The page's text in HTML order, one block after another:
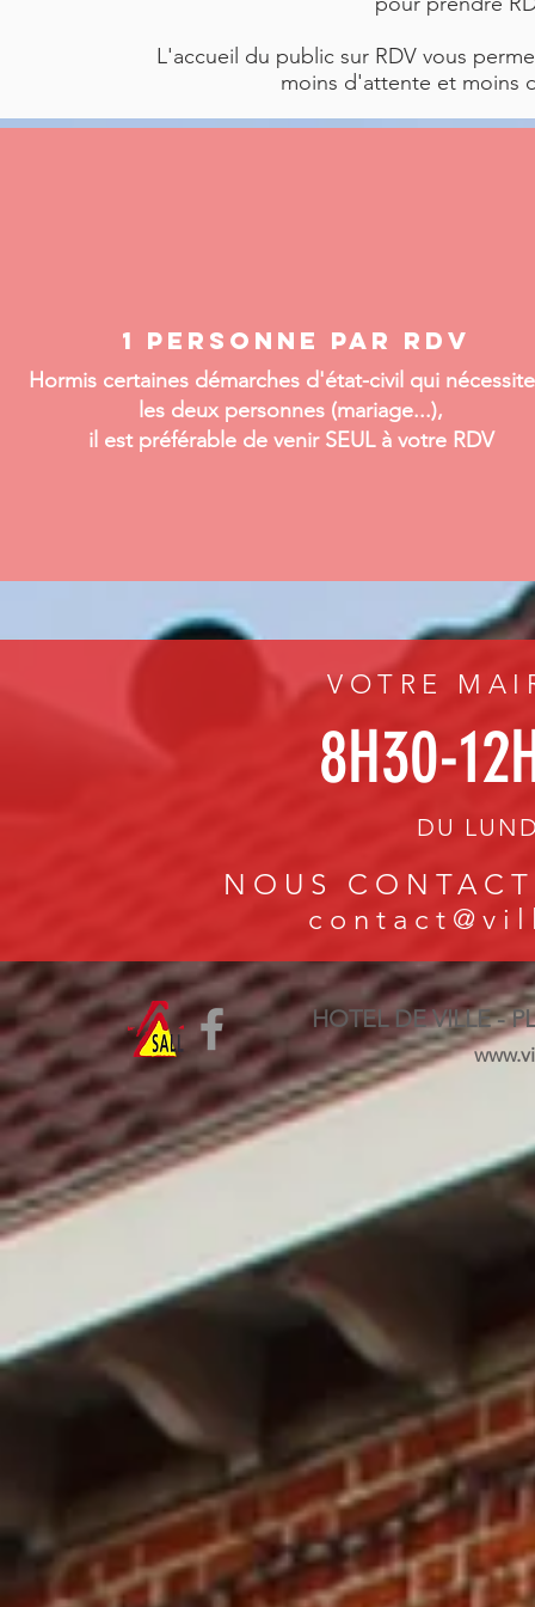
L'accueil du public sur RDV vous
moins d'attente et moins
1 personne par RDV
Hormis certaines démarches d'état-civil qui
les deux personnes (mariage...),
il est préférable de venir SEUL à votre RDV
VOTRE
8H30-
DU
NOUS
HOTEL DE VILLE -